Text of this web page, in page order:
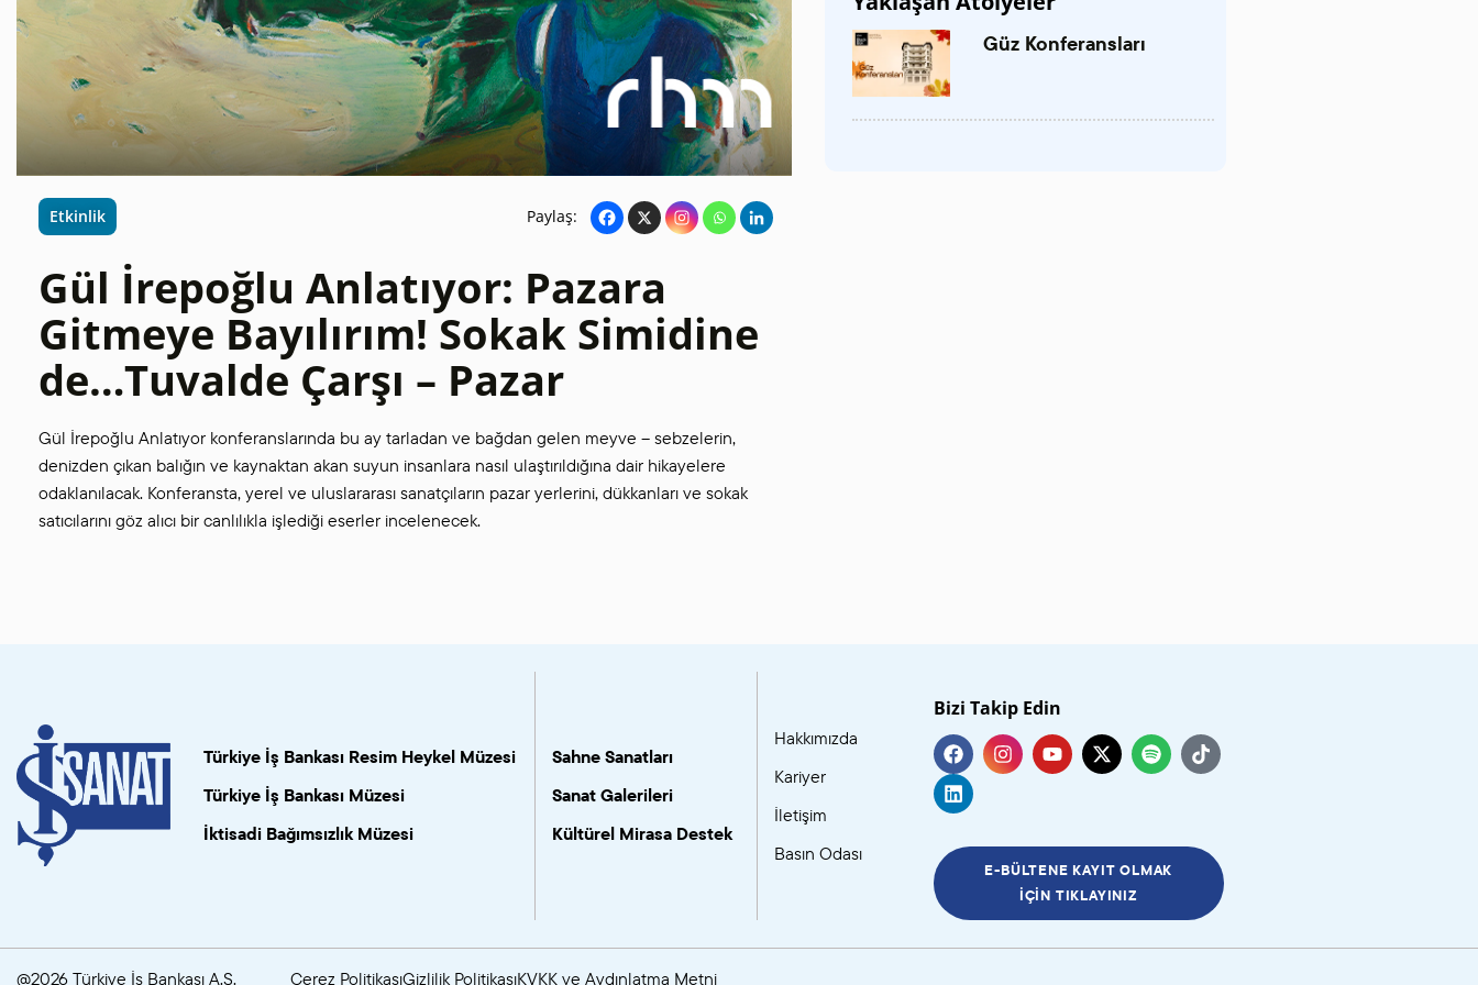
SANAT GALERILERI
KÜLTÜREL MIRASA
DESTEK
Etkinlik Paylaş:
Gül İrepoğlu Anlatıyor: Pazara
Gitmeye Bayılırım! Sokak Simidine
de…Tuvalde Çarşı – Pazar
Gül İrepoğlu Anlatıyor konferanslarında bu ay tarladan ve bağdan gelen meyve – sebzelerin,
denizden çıkan balığın ve kaynaktan akan suyun insanlara nasıl ulaştırıldığına dair hikayelere
odaklanılacak. Konferansta, yerel ve uluslararası sanatçıların pazar yerlerini, dükkanları ve sokak
satıcılarını göz alıcı bir canlılıkla işlediği eserler incelenecek.
Güz Konferansları
Türkiye İş Bankası Resim Heykel Müzesi
Türkiye İş Bankası Müzesi
İktisadi Bağımsızlık Müzesi
Sahne Sanatları
Sanat Galerileri
Kültürel Mirasa Destek
Hakkımızda
Kariyer
İletişim
Basın Odası
Bizi Takip Edin
E-BÜLTENE KAYIT OLMAK
İÇIN TIKLAYINIZ
@2026 Türkiye İş Bankası A.Ş. Çerez PolitikasıGizlilik PolitikasıKVKK ve Aydınlatma Metni